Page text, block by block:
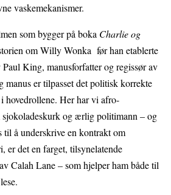
vaskemekanismer.
som bygger på boka Charlie og
om Willy Wonka før han etablerte
King, manusforfatter og regissør av
manus er tilpasset det politisk korrekte
hovedrollene. Her har vi afro-
sjokoladeskurk og ærlig politimann – og
å underskrive en kontrakt om
er det en farget, tilsynelatende
Calah Lane – som hjelper ham både til